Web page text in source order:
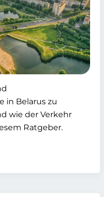
in Belarus zu
wie der Verkehr
Ratgeber.